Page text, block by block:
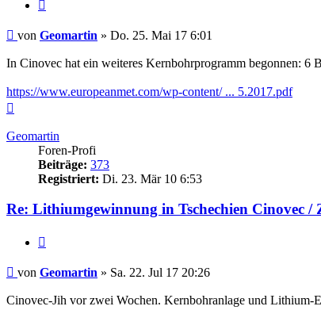
Beitrag
von Geomartin » Do. 25. Mai 17 6:01
In Cinovec hat ein weiteres Kernbohrprogramm begonnen: 6
https://www.europeanmet.com/wp-content/ ... 5.2017.pdf
Geomartin
Foren-Profi
Beiträge: 373
Registriert: Di. 23. Mär 10 6:53
Re: Lithiumgewinnung in Tschechien Cinovec /
Beitrag
von Geomartin » Sa. 22. Jul 17 20:26
Cinovec-Jih vor zwei Wochen. Kernbohranlage und Lithium-